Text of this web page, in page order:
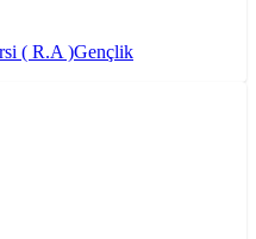
( R.A )Gençlik